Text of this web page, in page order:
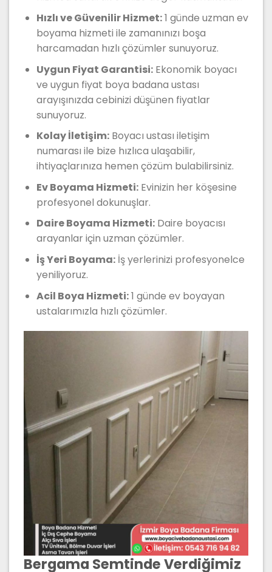
Hızlı ve Güvenilir Hizmet:1 günde uzman ev
boyama hizmeti ile zamanınızı boşa
harcamadan hızlı çözümler sunuyoruz.
Uygun Fiyat Garantisi:Ekonomik boyacı
ve uygun fiyat boya badana ustası
arayışınızda cebinizi düşünen fiyatlar
sunuyoruz.
Kolay İletişim:Boyacı ustası iletişim
numarası ile bize hızlıca ulaşabilir,
ihtiyaçlarınıza hemen çözüm bulabilirsiniz.
Ev Boyama Hizmeti:Evinizin her köşesine
profesyonel dokunuşlar.
Daire Boyama Hizmeti:Daire boyacısı
arayanlar için uzman çözümler.
İş Yeri Boyama:İş yerlerinizi profesyonelce
yeniliyoruz.
Acil Boya Hizmeti:1 günde ev boyayan
ustalarımızla hızlı çözümler.
Bergama Semtinde Verdiğimiz